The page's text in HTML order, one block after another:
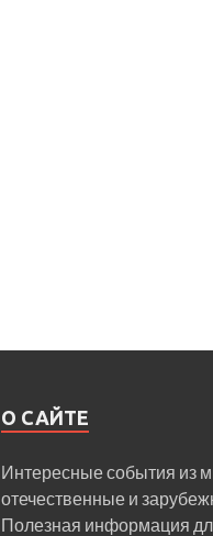
О САЙТЕ
Интересные события из
отечественные и
Полезная информация